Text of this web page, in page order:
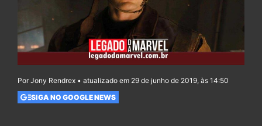
Por Jony Rendrex • atualizado em 29 de junho de 2019, às 14:50
SIGA NO GOOGLE NEWS